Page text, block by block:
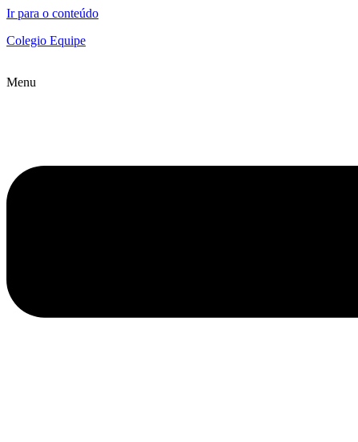
Ir para o conteúdo
Colegio Equipe
Menu